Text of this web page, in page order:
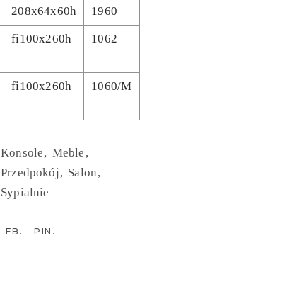
208x64x60h 1960
fi100x260h 1062
fi100x260h 1060/M
Konsole Meble
Przedpokój Salon
Sypialnie
FB PIN